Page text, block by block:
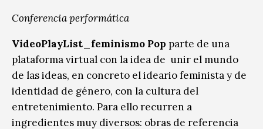
Conferencia performática
VideoPlayList_feminismo Pop parte de una
plataforma virtual con la idea de unir el mundo
de las ideas, en concreto el ideario feminista y de
identidad de género, con la cultura del
entretenimiento. Para ello recurren a
ingredientes muy diversos: obras de referencia